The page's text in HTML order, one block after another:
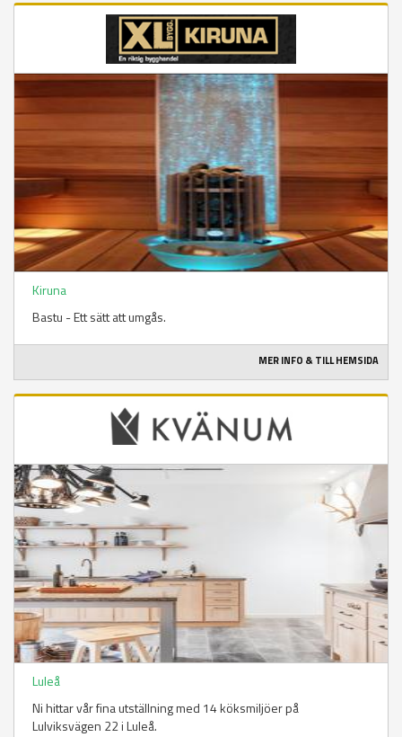
Kiruna
Bastu - Ett sätt att umgås.
MER INFO & TILL HEMSIDA
Luleå
Ni hittar vår fina utställning med 14 köksmiljöer på
Lulviksvägen 22 i Luleå.